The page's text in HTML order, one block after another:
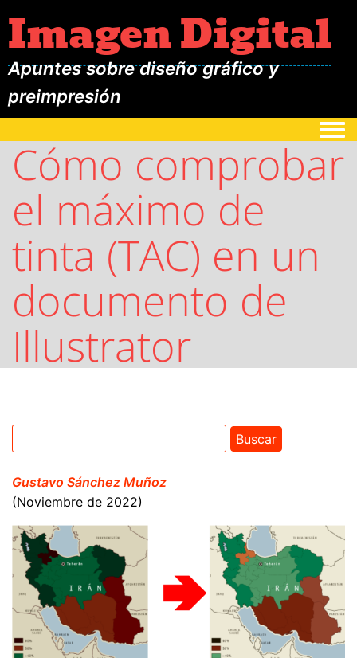
Imagen Digital
Apuntes sobre diseño gráfico y
preimpresión
Cómo comprobar
el máximo de
tinta (TAC) en un
documento de
Illustrator
Gustavo Sánchez Muñoz
(Noviembre de 2022)